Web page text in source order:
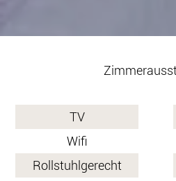
TV
Wifi
Rollstuhlgerecht